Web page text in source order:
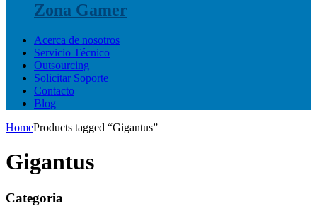
Zona Gamer
Acerca de nosotros
Servicio Técnico
Outsourcing
Solicitar Soporte
Contacto
Blog
HomeProducts tagged “Gigantus”
Gigantus
Categoria